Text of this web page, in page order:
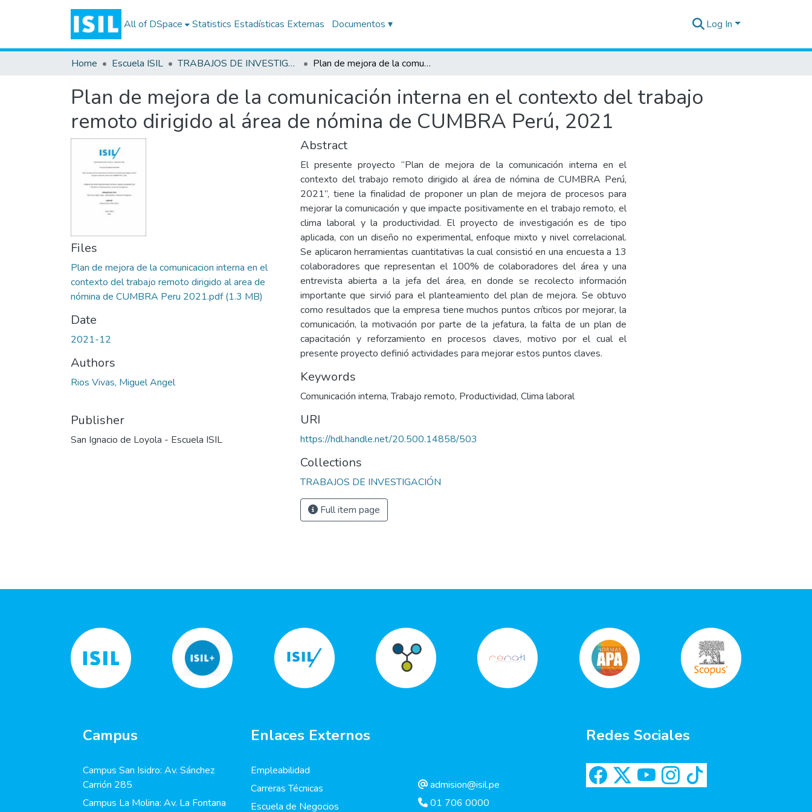
All of DSpace Statistics Estadísticas Externas Documentos ▾ Log In
Home Escuela ISIL TRABAJOS DE INVESTIGACIÓN Plan de mejora de la comunicación interna en el contexto del trabajo remoto dirigido al área de nómina de CUMBRA Perú, 2021
Plan de mejora de la comunicación interna en el contexto del trabajo
remoto dirigido al área de nómina de CUMBRA Perú, 2021
Files
Plan de mejora de la comunicacion interna en el
contexto del trabajo remoto dirigido al area de
nómina de CUMBRA Peru 2021.pdf(1.3 MB)
Date
2021-12
Authors
Rios Vivas, Miguel Angel
Publisher
San Ignacio de Loyola - Escuela ISIL
Abstract
El presente proyecto “Plan de mejora de la comunicación interna en el
contexto del trabajo remoto dirigido al área de nómina de CUMBRA Perú,
2021”, tiene la finalidad de proponer un plan de mejora de procesos para
mejorar la comunicación y que impacte positivamente en el trabajo remoto, el
clima laboral y la productividad. El proyecto de investigación es de tipo
aplicada, con un diseño no experimental, enfoque mixto y nivel correlacional.
Se aplicaron herramientas cuantitativas la cual consistió en una encuesta a 13
colaboradores que representan el 100% de colaboradores del área y una
entrevista abierta a la jefa del área, en donde se recolecto información
importante que sirvió para el planteamiento del plan de mejora. Se obtuvo
como resultados que la empresa tiene muchos puntos críticos por mejorar, la
comunicación, la motivación por parte de la jefatura, la falta de un plan de
capacitación y reforzamiento en procesos claves, motivo por el cual el
presente proyecto definió actividades para mejorar estos puntos claves.
Keywords
Comunicación interna,Trabajo remoto, Productividad, Clima laboral
URI
https://hdl.handle.net/20.500.14858/503
Collections
TRABAJOS DE INVESTIGACIÓN
Full item page
Campus
Campus San Isidro: Av. Sánchez
Carrión 285
Campus La Molina: Av. La Fontana
Enlaces Externos
Empleabilidad
Carreras Técnicas
Escuela de Negocios
admision@isil.pe
01 706 0000
Redes Sociales